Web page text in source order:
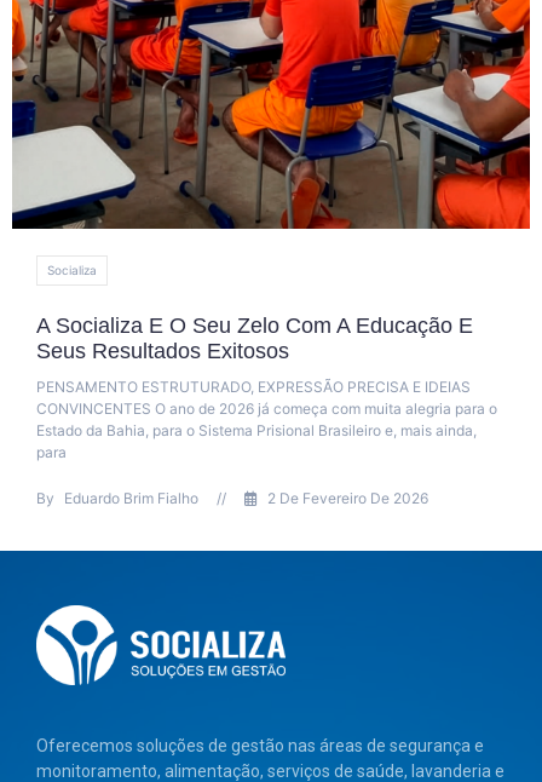
Itabuna
Reeducandos De Itabuna Produzem Ovos
Páscoa Para Doação
Internos do Conjunto Penal de Itabuna participaram, entre 7 e 11
abril, de uma oficina de produção de ovos de Páscoa. A ação,
do projeto “Confecção de Ovos
Oferecemos soluções de gestão nas áreas de segurança e
monitoramento, alimentação, serviços de saúde, lavanderia e